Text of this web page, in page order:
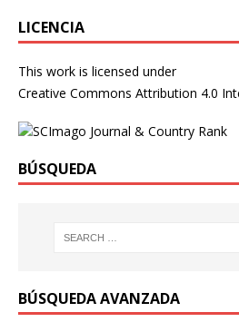
LICENCIA
This work is licensed under
Creative Commons Attribution 4.0
BÚSQUEDA
BÚSQUEDA AVANZADA